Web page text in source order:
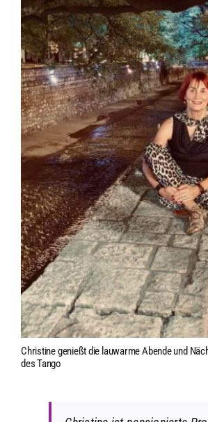
Christine genießt die lauwarme Abende und
des Tango